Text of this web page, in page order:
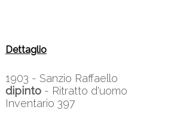
Dettaglio
1903 - Sanzio Raffaello
dipinto - Ritratto d'uomo
Inventario 397